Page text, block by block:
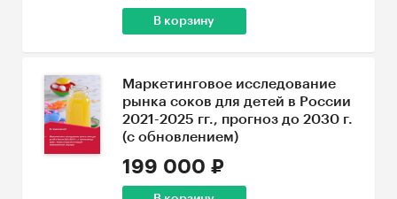
В корзину
Маркетинговое исследование
рынка соков для детей в России
2021-2025 гг., прогноз до 2030 г.
(с обновлением)
199 000 ₽